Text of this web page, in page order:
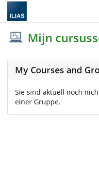
Mijn
My Courses and
Sie sind aktuell noch
einer Gruppe.